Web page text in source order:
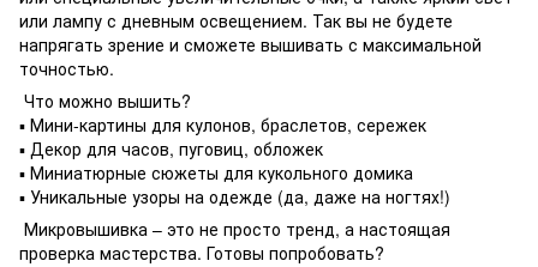
или лампу с дневным освещением. Так вы не будете
напрягать зрение и сможете вышивать с максимальной
точностью.
Что можно вышить?
▪ Мини-картины для кулонов, браслетов, сережек
▪ Декор для часов, пуговиц, обложек
▪ Миниатюрные сюжеты для кукольного домика
▪ Уникальные узоры на одежде (да, даже на ногтях!)
Микровышивка – это не просто тренд, а настоящая
проверка мастерства. Готовы попробовать?